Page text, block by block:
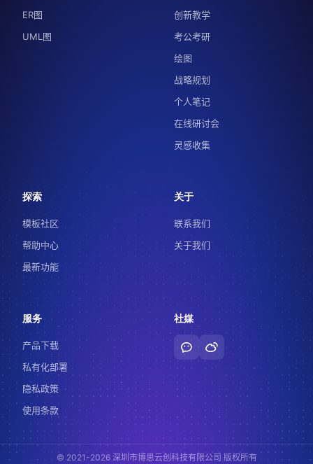
ER图
UML图
创新教学
考公考研
绘图
战略规划
个人笔记
在线研讨会
灵感收集
探索
模板社区
帮助中心
最新功能
关于
联系我们
关于我们
服务
产品下载
私有化部署
隐私政策
使用条款
社媒
© 2021-2026 深圳市博思云创科技有限公司 版权所有